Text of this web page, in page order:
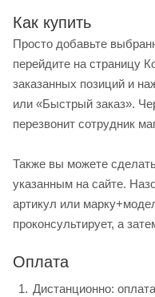
Как купить
Просто добавьте
перейдите на страницу
заказанных позиций и
или «Быстрый заказ».
перезвонит сотрудник
Также вы можете
указанным на сайте.
артикул или
проконсультирует, а
Оплата
Дистанционно: